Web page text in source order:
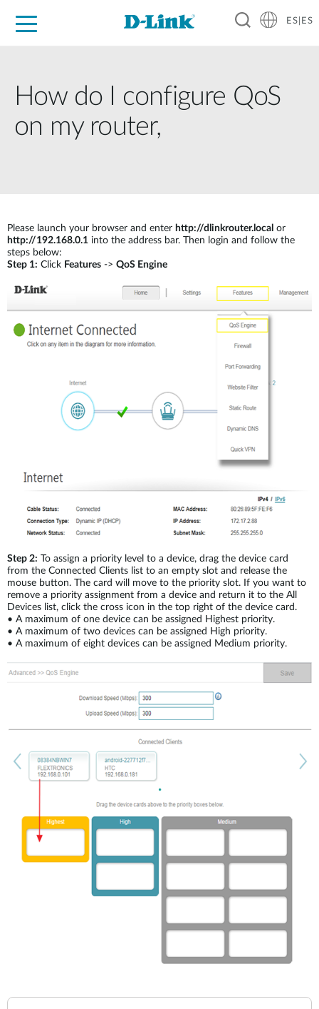
ES|ES
How do I configure QoS
on my router,
Please launch your browser and enter http://dlinkrouter.local or
http://192.168.0.1 into the address bar. Then login and follow the
steps below:
Step 1: Click Features -> QoS Engine
Step 2: To assign a priority level to a device, drag the device card
from the Connected Clients list to an empty slot and release the
mouse button. The card will move to the priority slot. If you want to
remove a priority assignment from a device and return it to the All
Devices list, click the cross icon in the top right of the device card.
• A maximum of one device can be assigned Highest priority.
• A maximum of two devices can be assigned High priority.
• A maximum of eight devices can be assigned Medium priority.